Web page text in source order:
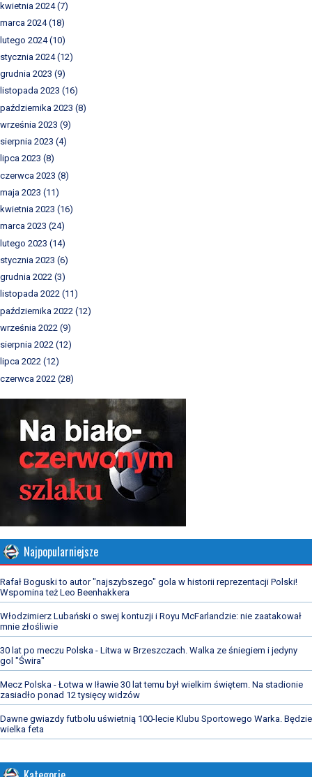
kwietnia 2024(7)
marca 2024(18)
lutego 2024(10)
stycznia 2024(12)
grudnia 2023 (9)
listopada 2023 (16)
października 2023 (8)
września 2023 (9)
sierpnia 2023 (4)
lipca 2023 (8)
czerwca 2023 (8)
maja 2023 (11)
kwietnia 2023 (16)
marca 2023 (24)
lutego 2023 (14)
stycznia 2023 (6)
grudnia 2022 (3)
listopada 2022 (11)
października 2022 (12)
września 2022 (9)
sierpnia 2022 (12)
lipca 2022 (12)
czerwca 2022 (28)
Najpopularniejsze
Rafał Boguski to autor "najszybszego" gola w historii reprezentacji Polski!
Wspomina też Leo Beenhakkera
Włodzimierz Lubański o swej kontuzji i Royu McFarlandzie: nie zaatakował
mnie złośliwie
30 lat po meczu Polska - Litwa w Brzeszczach. Walka ze śniegiem i jedyny
gol "Świra"
Mecz Polska - Łotwa w Iławie 30 lat temu był wielkim świętem. Na stadionie
zasiadło ponad 12 tysięcy widzów
Dawne gwiazdy futbolu uświetnią 100-lecie Klubu Sportowego Warka. Będzie
wielka feta